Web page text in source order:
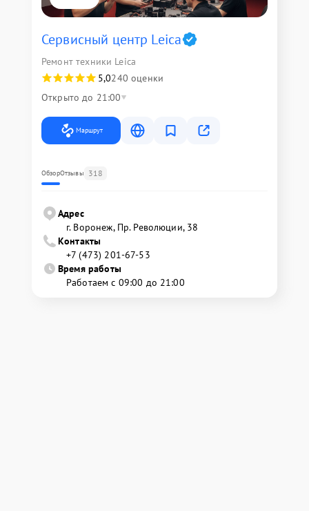
Сервисный центр Leica
Ремонт техники Leica
5,0240 оценки
Открыто до 21:00
Маршрут
ОбзорОтзывы 318
Адрес
г. Воронеж, Пр. Революции, 38
Контакты
+7 (473) 201-67-53
Время работы
Работаем с 09:00 до 21:00